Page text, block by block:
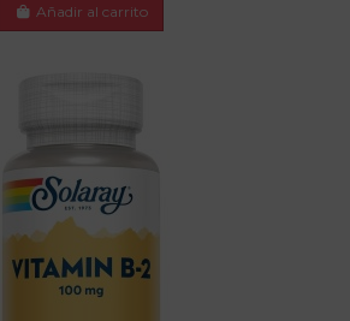
Añadir al carrito